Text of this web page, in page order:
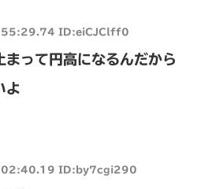
ID:eiCJClff0
まって円高になるんだから
よ
ID:by7cgi290